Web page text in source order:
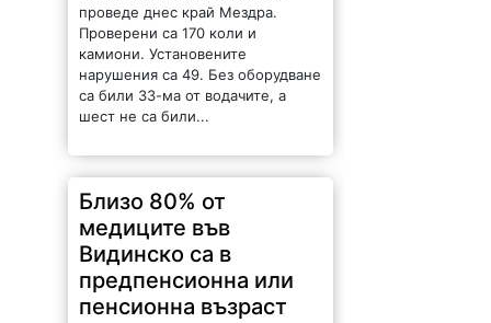
проведе днес край Мездра.
Проверени са 170 коли и
камиони. Установените
нарушения са 49. Без оборудване
са били 33-ма от водачите, а
шест не са били...
Близо 80% от
медиците във
Видинско са в
предпенсионна или
пенсионна възраст